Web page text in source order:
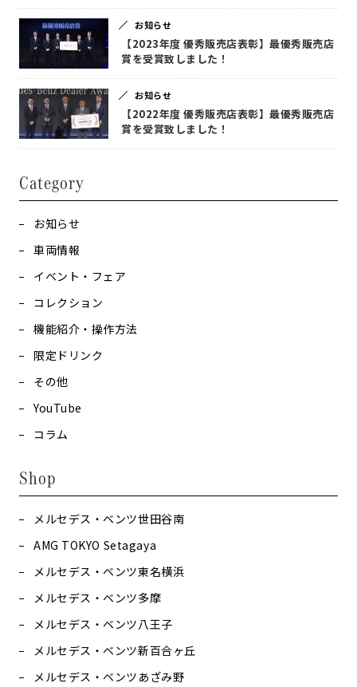
お知らせ
【2023年度 優秀販売店表彰】最優秀販売店
賞を受賞致しました！
お知らせ
【2022年度 優秀販売店表彰】最優秀販売店
賞を受賞致しました！
Category
お知らせ
車両情報
イベント・フェア
コレクション
機能紹介・操作方法
限定ドリンク
その他
YouTube
コラム
Shop
メルセデス・ベンツ世田谷南
AMG TOKYO Setagaya
メルセデス・ベンツ東名横浜
メルセデス・ベンツ多摩
メルセデス・ベンツ八王子
メルセデス・ベンツ新百合ヶ丘
メルセデス・ベンツあざみ野